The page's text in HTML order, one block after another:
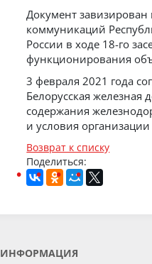
Документ
коммуникаций
России в ходе 18-го
функционирования
3 февраля 2021 года
Белорусская железная
содержания
и условия
Возврат к списку
Поделиться:
ИНФОРМАЦИЯ